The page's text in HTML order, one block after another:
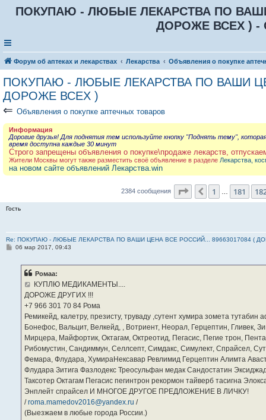
ПОКУПАЮ - ЛЮБЫЕ ЛЕКАРСТВА ПО ВАШИ
ДОРОЖЕ ВСЕХ ) -
Форум об аптеках и лекарствах Лекарства Объявления о покупке
ПОКУПАЮ - ЛЮБЫЕ ЛЕКАРСТВА ПО ВАШИ
ДОРОЖЕ ВСЕХ )
⇐ Объявления о покупке аптечных товаров
Информация
Дорогие друзья! Для поднятия тем используйте кнопку "Поднять тему",
время доступна каждые 30 минут
Строго запрещены объявления о покупке\продаже лекарств,
Жители Москвы могут также разместить своё объявление в разделе Лекарства,
на новом сайте объявлений Лекарства.win
2384 сообщения Страница 183из
Пред.
1 181
Гость
Re: ПОКУПАЮ - ЛЮБЫЕ ЛЕКАРСТВА ПО ВАШИ ЦЕНА ВСЕ РОССИЙ... 89663017084 (
С06 мар 2017, 09:43
Ромаа:
КУПЛЮ МЕДИКАМЕНТЫ....
ДОРОЖЕ ДРУГИХ !!!
‪+7 966 301 70 84‬ Рома
Ремикейд, калетру, презисту, труваду ,сутент хумира зомета
Бонефос, Вальцит, Велкейд, , Вотриент, Неорал, Герцептин, Гливек,
Мирцера, Майфортик, Октагам, Октреотид, Пегасис, Пегие трон,
Рибомустин, Сандиммун, Селлсепт, Симдакс, Симулект, Спрайсел,
Фемара, Флудара, ХумираНексавар Ревлимид Герцептин Алимта
Флудара Зитига Фазлодекс Треосульфан медак Сандостатин
Таксотер Октагам Пегасис пегинтрон рекормон тайверб тасигна
Энплейт спрайсел И МНОГОЕ ДРУГОЕ ПРЕДЛОЖЕНИЕ В ЛИЧКУ!
/roma.mamedov2016@yandex.ru /
(Выезжаем в любые города России.)